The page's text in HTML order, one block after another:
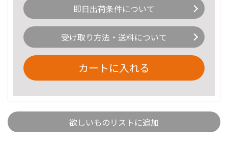
即日出荷条件について
受け取り方法・送料について
カートに入れる
欲しいものリストに追加